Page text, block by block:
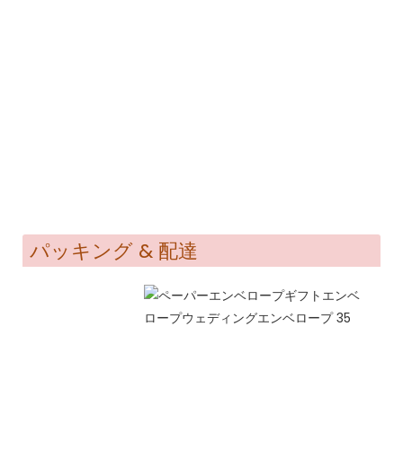
パッキング & 配達